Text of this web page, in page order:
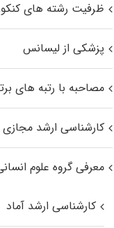
ظرفیت رشته های
پزشکی از لیسانس
مصاحبه با رتبه های
کارشناسی ارشد مجازی
معرفی گروه علوم
کارشناسی ارشد آماد